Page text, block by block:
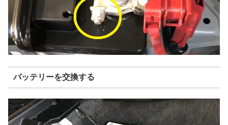
バッテリーを交換する